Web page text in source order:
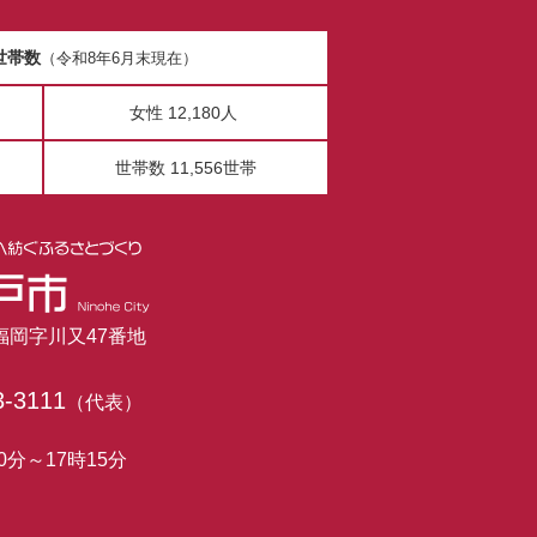
帯数（令和8年6月末現在）
女性 12,180人
世帯数 11,556世帯
字川又47番地
3111 （代表）
分～17時15分